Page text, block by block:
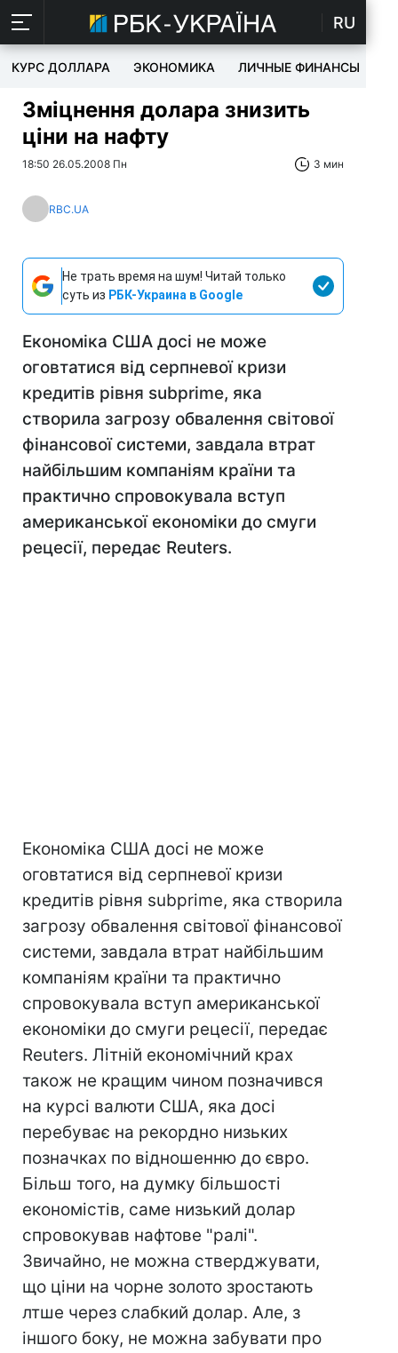
RU
КУРС ДОЛЛАРА ЭКОНОМИКА ЛИЧНЫЕ ФИНАНСЫ
Зміцнення долара знизить
ціни на нафту
18:50 26.05.2008 Пн 3 мин
RBC.UA
Не трать время на шум! Читай только
суть из РБК-Украина в Google
Економіка США досі не може
оговтатися від серпневої кризи
кредитів рівня subprime, яка
створила загрозу обвалення світової
фінансової системи, завдала втрат
найбільшим компаніям країни та
практично спровокувала вступ
американської економіки до смуги
рецесії, передає Reuters.
Економіка США досі не може
оговтатися від серпневої кризи
кредитів рівня subprime, яка створила
загрозу обвалення світової фінансової
системи, завдала втрат найбільшим
компаніям країни та практично
спровокувала вступ американської
економіки до смуги рецесії, передає
Reuters. Літній економічний крах
також не кращим чином позначився
на курсі валюти США, яка досі
перебуває на рекордно низьких
позначках по відношенню до євро.
Більш того, на думку більшості
економістів, саме низький долар
спровокував нафтове "ралі".
Звичайно, не можна стверджувати,
що ціни на чорне золото зростають
лтше через слабкий долар. Але, з
іншого боку, не можна забувати про